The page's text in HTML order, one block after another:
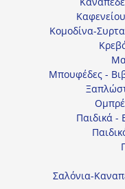
Κομοδίνα-
Μπουφέδες -
Παιδικά -
Σαλόνια-